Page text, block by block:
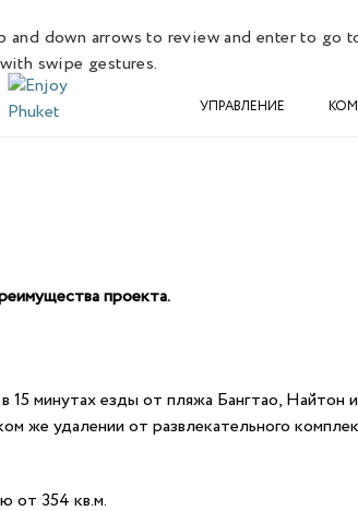
and down arrows to review and enter to go
swipe gestures.
УПРАВЛЕНИЕ
проекта.
минутах езды от пляжа Бангтао, Найтон
же удалении от развлекательного
от 354 кв.м.